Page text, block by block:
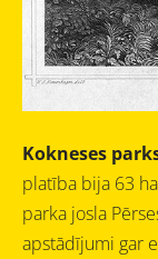
Kokneses
platība bija 63 ha
parka josla
apstādījumi gar